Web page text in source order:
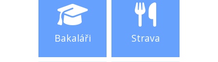
Bakaláři Strava